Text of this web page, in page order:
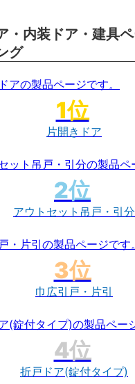
・内装ドア・建具
グ
片開きドア
アウトセット吊戸・引分
巾広引戸・片引
折戸ドア(錠付タイプ)